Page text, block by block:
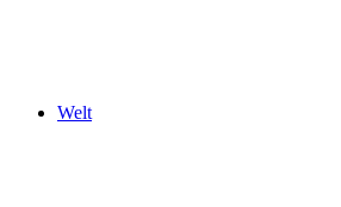
Welt